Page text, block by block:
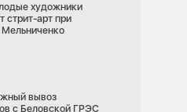
художники
стрит-арт при
вывоз
с Беловской ГРЭС